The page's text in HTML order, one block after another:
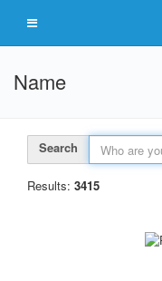
Name
Search
Results: 3415